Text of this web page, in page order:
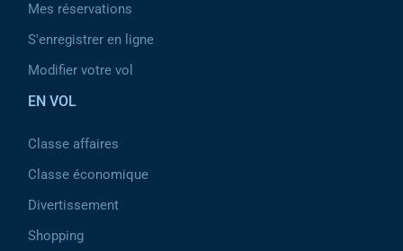
Mes réservations
S'enregistrer en ligne
Modifier votre vol
EN VOL
Classe affaires
Classe économique
Divertissement
Shopping